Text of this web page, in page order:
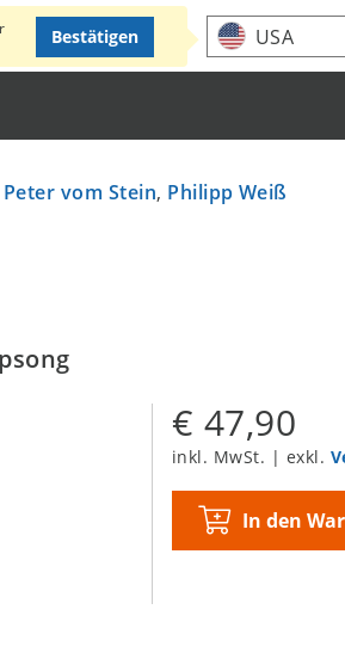
USA
Bestätigen
Peter vom Stein, Philipp Weiß
€ 47,90
inkl. MwSt. | exkl.
In den